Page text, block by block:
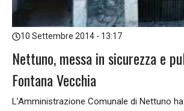
10 Settembre 2014 - 13:17
Nettuno, messa in sicurezza e
Fontana Vecchia
L’Amministrazione Comunale di Nettuno